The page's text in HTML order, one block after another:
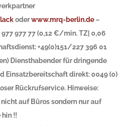
oderwww.mrq-berlin.de–
977 77 (0,12 €/min. TZ| 0,06
+49(0)151/227 396 01
Diensthabender für dringende
Einsatzbereitschaft direkt: 0049 (0)
Rückrufservice. Hinweise:
auf Büros sondern nur auf
!!